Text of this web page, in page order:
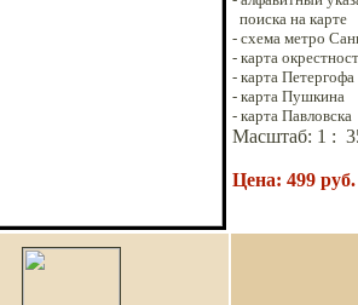
поиска на карте
- схема метро
- карта
- карта Петергофа
- карта Пушкина
- карта Павловска
Масштаб: 1 :
Цена: 499 руб.